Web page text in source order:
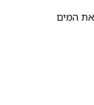
את המים